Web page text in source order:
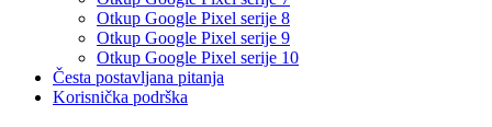
Otkup Google Pixel serije 8
Otkup Google Pixel serije 9
Otkup Google Pixel serije 10
Česta postavljana pitanja
Korisnička podrška